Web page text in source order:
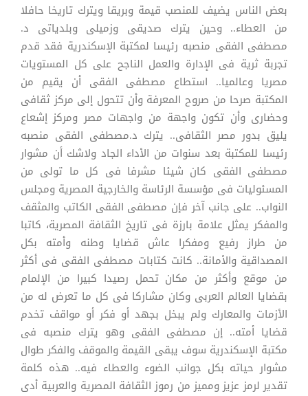
بعض الناس يضيف للمنصب قيمة وبريقا ويترك تاريخا حافلا
من العطاء.. وحين يترك صديقى وزميلى وبلدياتى د.
مصطفى الفقى منصبه رئيسا لمكتبة الإسكندرية فقد قدم
تجربة ثرية فى الإدارة والعمل الناجح على كل المستويات
مصريا وعالميا.. استطاع مصطفى الفقى أن يقيم من
المكتبة صرحا من صروح المعرفة وأن تتحول إلى مركز ثقافى
وحضارى وأن تكون واجهة من واجهات مصر ومركز إشعاع
يليق بدور مصر الثقافى.. يترك د.مصطفى الفقى منصبه
رئيسا للمكتبة بعد سنوات من الأداء الجاد ولاشك أن مشوار
مصطفى الفقى كان شيئا مشرفا فى كل ما تولى من
المسئوليات فى مؤسسة الرئاسة والخارجية المصرية ومجلس
النواب.. على جانب آخر فإن مصطفى الفقى الكاتب والمثقف
والمفكر يمثل علامة بارزة فى تاريخ الثقافة المصرية، كاتبا
من طراز رفيع ومفكرا عاش قضايا وطنه وأمته بكل
المصداقية والأمانة.. كانت كتابات مصطفى الفقى فى أكثر
من موقع وأكثر من مكان تحمل رصيدا كبيرا من الإلمام
بقضايا العالم العربى وكان مشاركا فى كل ما تعرض له من
الأزمات والمعارك ولم يبخل بجهد أو فكر أو مواقف تخدم
قضايا أمته.. إن مصطفى الفقى وهو يترك منصبه فى
مكتبة الإسكندرية سوف يبقى القيمة والموقف والفكر طوال
مشوار حياته بكل جوانب الضوء والعطاء فيه.. هذه كلمة
تقدير لرمز عزيز ومميز من رموز الثقافة المصرية والعربية أدى